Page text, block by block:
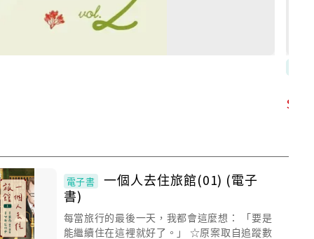
電子書
一個人去住旅館(01) (電子
書)
每當旅行的最後一天，我都會這麼想： 「要是
能繼續住在這裡就好了。」 ☆原案取自追蹤數